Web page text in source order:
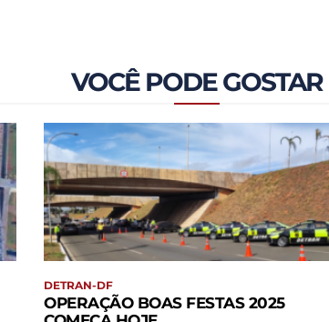
VOCÊ PODE GOSTAR
DETRAN-DF
OPERAÇÃO BOAS FESTAS 2025